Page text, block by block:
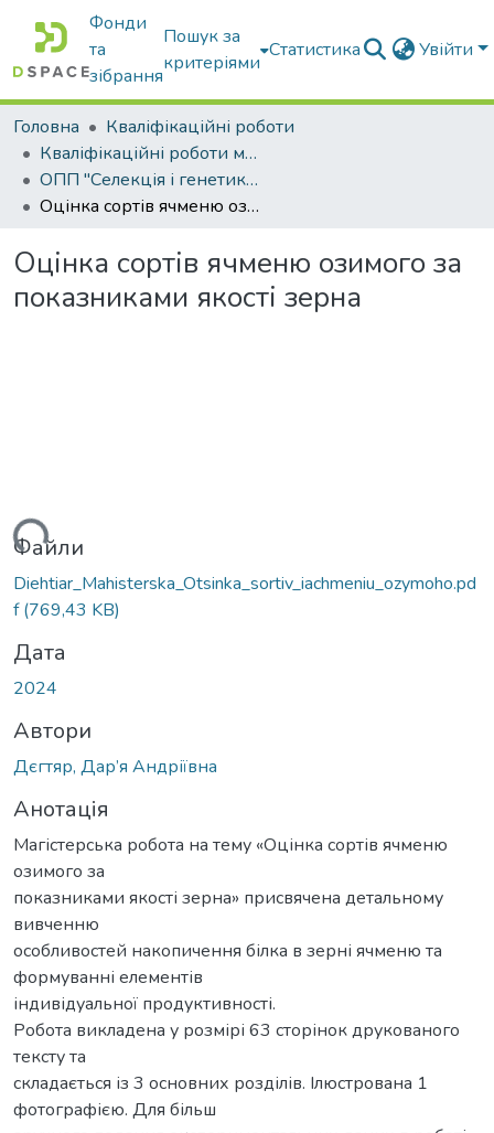
Фонди
та
зібрання
Пошук за
критеріями
Статистика Увійти
Головна
Кваліфікаційні роботи
Кваліфікаційні роботи магістрів
ОПП "Селекція і генетика сільськогосподарських культур"
Оцінка сортів ячменю озимого за показниками якості зерна
Оцінка сортів ячменю озимого за
показниками якості зерна
Файли
Diehtiar_Mahisterska_Otsinka_sortiv_iachmeniu_ozymoho.pd
f(769,43 KB)
Дата
2024
Автори
Дєгтяр, Дар’я Андріївна
Анотація
Магістерська робота на тему «Оцінка сортів ячменю
озимого за
показниками якості зерна» присвячена детальному
вивченню
особливостей накопичення білка в зерні ячменю та
формуванні елементів
індивідуальної продуктивності.
Робота викладена у розмірі 63 сторінок друкованого
тексту та
складається із 3 основних розділів. Ілюстрована 1
фотографією. Для більш